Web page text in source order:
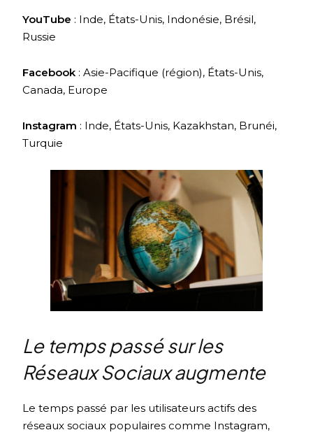
YouTube : Inde, États-Unis, Indonésie, Brésil,
Russie
Facebook : Asie-Pacifique (région), États-Unis,
Canada, Europe
Instagram : Inde, États-Unis, Kazakhstan, Brunéi,
Turquie
Le temps passé sur les
Réseaux Sociaux augmente
Le temps passé par les utilisateurs actifs des
réseaux sociaux populaires comme Instagram,